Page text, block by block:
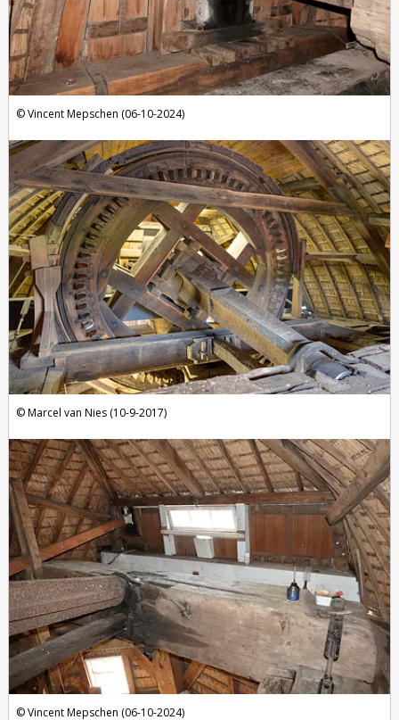
Vincent Mepschen (06-10-2024)
Marcel van Nies (10-9-2017)
Vincent Mepschen (06-10-2024)